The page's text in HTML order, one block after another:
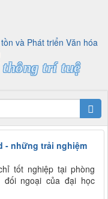
trí tuệ
- những trải nghiệm
tốt nghiệp tại phòng
ngoại của đại học